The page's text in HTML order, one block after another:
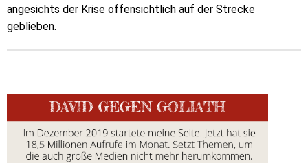
angesichts der Krise offensichtlich auf der Strecke
geblieben.